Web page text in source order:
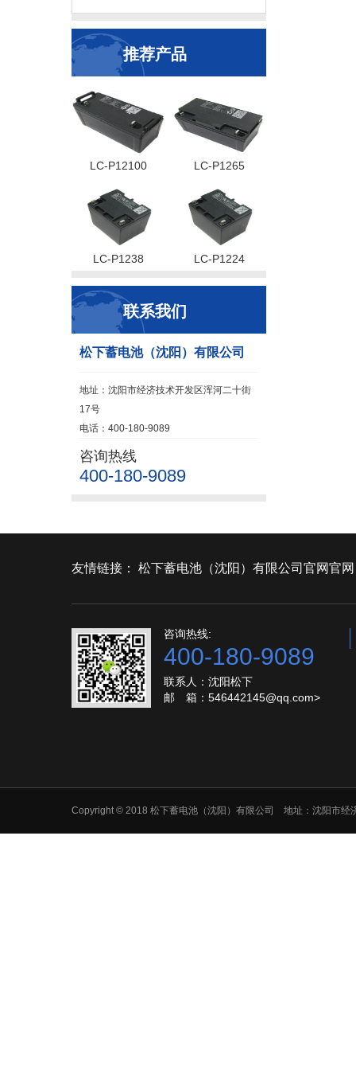
推荐产品
LC-P12100 LC-P1265
LC-P1238 LC-P1224
联系我们
松下蓄电池（沈阳）有限公司
地址：沈阳市经济技术开发区浑河二十街
17号
电话：400-180-9089
咨询热线
400-180-9089
友情链接： 松下蓄电池（沈阳）有限公司官网官网
咨询热线:
400-180-9089
联系人：沈阳松下
邮 箱：546442145@qq.com>
Copyright © 2018 松下蓄电池（沈阳）有限公司 地址：沈阳市